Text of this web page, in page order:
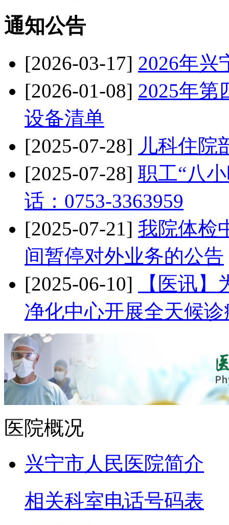
通知公告
[2026-03-17] 2026年兴
[2026-01-08] 2025年第
设备清单
[2025-07-28] 儿科住院
[2025-07-28] 职工“八
话：0753-3363959
[2025-07-21] 我院体检
间暂停对外业务的公告
[2025-06-10]
【医讯
净化中心开展全天候
医院概况
兴宁市人民医院简介
相关科室电话号码表